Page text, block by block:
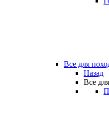
Все для
Назад
Все